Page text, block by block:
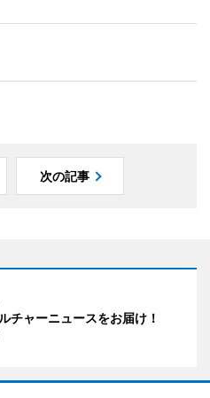
次の記事
チャーニュースをお届け！